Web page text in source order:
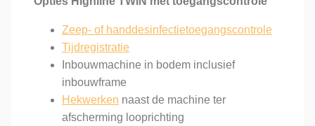
Zeep- of handdesinfectietoegangscontrole
Tijdregistratie
Inbouwmachine in bodem inclusief
inbouwframe
Hekwerken naast de machine ter
afscherming looprichting